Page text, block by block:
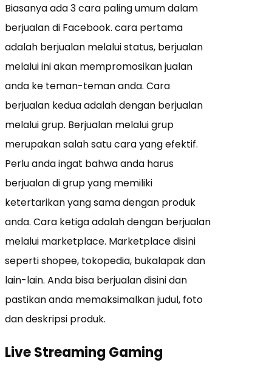
Biasanya ada 3 cara paling umum dalam
berjualan di Facebook. cara pertama
adalah berjualan melalui status, berjualan
melalui ini akan mempromosikan jualan
anda ke teman-teman anda. Cara
berjualan kedua adalah dengan berjualan
melalui grup. Berjualan melalui grup
merupakan salah satu cara yang efektif.
Perlu anda ingat bahwa anda harus
berjualan di grup yang memiliki
ketertarikan yang sama dengan produk
anda. Cara ketiga adalah dengan berjualan
melalui marketplace. Marketplace disini
seperti shopee, tokopedia, bukalapak dan
lain-lain. Anda bisa berjualan disini dan
pastikan anda memaksimalkan judul, foto
dan deskripsi produk.
Live Streaming Gaming